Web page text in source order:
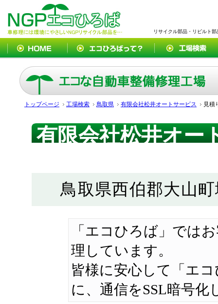
リサイクル部品・リビルト
トップページ 工場検索 鳥取県 有限会社松井オートサービス 見積
有限会社松井オ
鳥取県西伯郡大山
「エコひろば」では
理しています。
皆様に安心して「エ
に、通信をSSL暗号化